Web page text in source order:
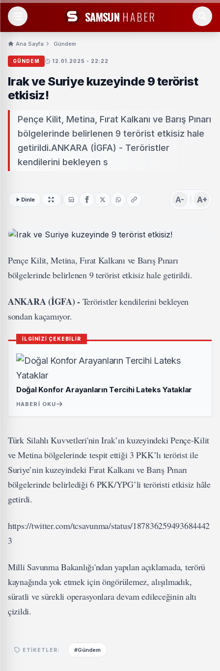
SAMSUN HABER
Ana Sayfa Gündem
GÜNDEM 12.01.2025 - 22:22
Irak ve Suriye kuzeyinde 9 terörist
etkisiz!
Pençe Kilit, Metina, Fırat Kalkanı ve Barış Pınarı
bölgelerinde belirlenen 9 terörist etkisiz hale
getirildi.ANKARA (İGFA) - Teröristler
kendilerini bekleyen s
Dinle A- A+
Pençe Kilit, Metina, Fırat Kalkanı ve Barış Pınarı
bölgelerinde belirlenen 9 terörist etkisiz hale getirildi.
ANKARA (İGFA) - Teröristler kendilerini bekleyen
sondan kaçamıyor.
İLGİNİZİ ÇEKEBİLİR
Doğal Konfor Arayanların Tercihi Lateks Yataklar
HABERI OKU
Türk Silahlı Kuvvetleri'nin Irak’ın kuzeyindeki Pençe-Kilit
ve Metina bölgelerinde tespit ettiği 3 PKK’lı terörist ile
Suriye’nin kuzeyindeki Fırat Kalkanı ve Barış Pınarı
bölgelerinde belirlediği 6 PKK/YPG’li teröristi etkisiz hâle
getirdi.
https://twitter.com/tcsavunma/status/187836259493684442
3
Milli Savunma Bakanlığı'ndan yapılan açıklamada, terörü
kaynağında yok etmek için öngörülemez, alışılmadık,
süratli ve sürekli operasyonlara devam edileceğinin altı
çizildi.
ETIKETLER: #Gündem